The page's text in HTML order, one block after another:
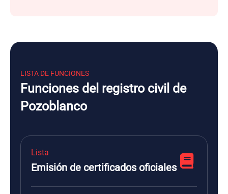
LISTA DE FUNCIONES
Funciones del registro civil de
Pozoblanco
Lista
Emisión de certificados oficiales